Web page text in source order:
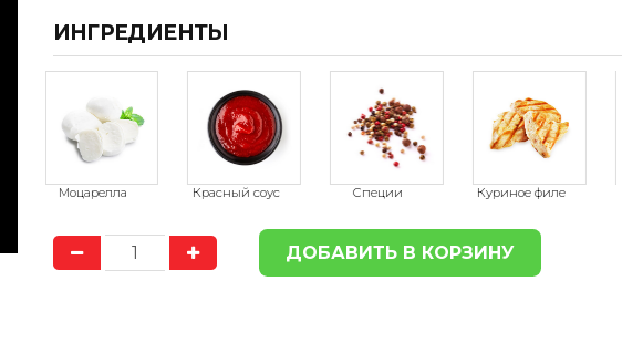
ИНГРЕДИЕНТЫ
ДОСТАВКА
ПО ГОРОДУ БЕСПЛАТНО
ДОСТАВКА
ПО ГОРОДУ БЕСПЛАТНО